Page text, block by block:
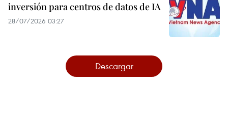
inversión para centros de datos de IA
28/07/2026 03:27
Descargar